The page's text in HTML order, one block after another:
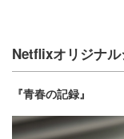
Netflixオリジナ
『青春の記録』